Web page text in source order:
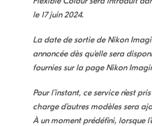
le 17 juin 2024.
La date de sortie de Nikon
annoncée dès qu'elle sera
fournies sur la page Nikon
Pour l’instant, ce service n’est
charge d’autres modèles sera
À un moment prédéfini, lorsque